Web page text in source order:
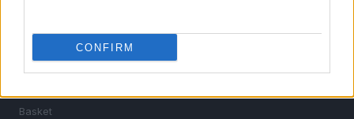
CONFIRM
Basket